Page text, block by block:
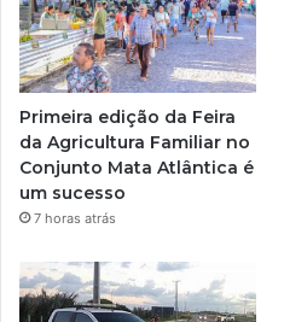
Primeira edição da Feira
da Agricultura Familiar no
Conjunto Mata Atlântica é
um sucesso
7 horas atrás